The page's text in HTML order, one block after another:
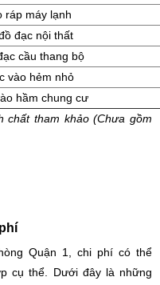
ráp máy lạnh
đạc nội thất
cầu thang bộ
vào hẻm nhỏ
hầm chung cư
chất tham khảo (Chưa gồm
Quận 1, chi phí có thể
cụ thể. Dưới đây là những